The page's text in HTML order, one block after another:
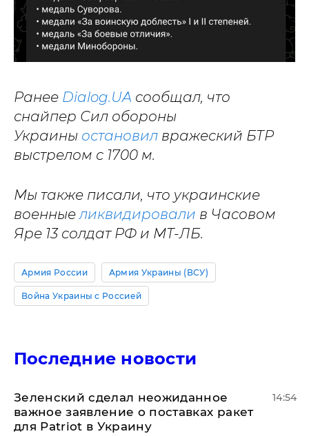
Ранее Dialog.UA сообщал, что
снайпер Сил обороны
Украины остановил вражеский БТР
выстрелом с 1700 м.
Мы также писали, что украинские
военные ликвидировали в Часовом
Яре 13 солдат РФ и МТ-ЛБ.
Армия России Армия Украины (ВСУ)
Война Украины с Россией
Последние новости
Зеленский сделал неожиданное
важное заявление о поставках ракет
для Patriot в Украину
14:54